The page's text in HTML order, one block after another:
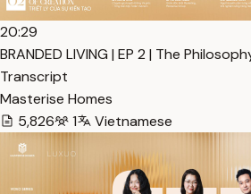
20:29
BRANDED LIVING | EP 2 | The
Transcript
Masterise Homes
5,826
1 Vietnamese